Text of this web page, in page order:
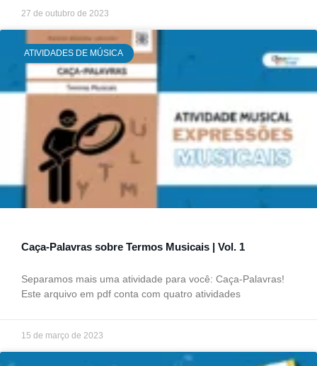
27 de outubro de 2023
ATIVIDADES DE MÚSICA
Caça-Palavras sobre Termos Musicais | Vol. 1
Separamos mais uma atividade para você: Caça-Palavras!
Este arquivo em pdf conta com quatro atividades
15 de março de 2023